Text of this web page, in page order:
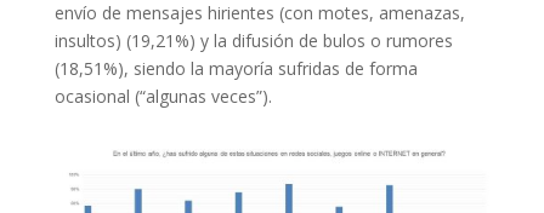
envío de mensajes hirientes (con motes, amenazas,
insultos) (19,21%) y la difusión de bulos o rumores
(18,51%), siendo la mayoría sufridas de forma
ocasional (“algunas veces”).